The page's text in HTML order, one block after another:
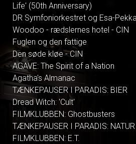
Life' (50th Anniversary)
DR Symfoniorkestret og Esa-
Woodoo - rædslernes hotel - CIN
Fuglen og den fattige
Den søde kløe - CIN
AGAVE: The Spirit of a Nation
Agatha's Almanac
TÆNKEPAUSER I PARADIS: BIER
Dread Witch: 'Cult'
FILMKLUBBEN: Ghostbusters
TÆNKEPAUSER I PARADIS: NATUR
FILMKLUBBEN: E.T.